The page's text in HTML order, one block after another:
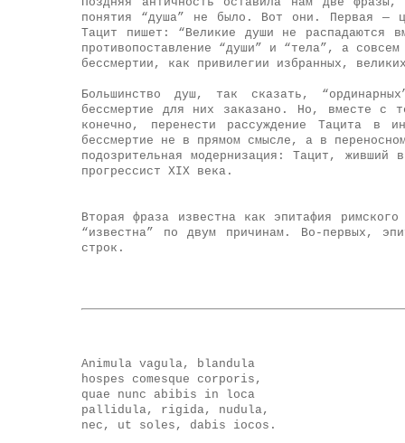
понятия “душа” не было. Вот они. Первая —
Тацит пишет: “Великие души не распадаются
противопоставление “души” и “тела”, а
бессмертии, как привилегии избранных,
Большинство душ, так сказать,
бессмертие для них заказано. Но, вместе с
конечно, перенести рассуждение Тацита в
бессмертие не в прямом смысле, а в
подозрительная модернизация: Тацит,
прогрессист XIX века.
Вторая фраза известна как эпитафия
“известна” по двум причинам. Во-первых,
строк.
Animula vagula, blandula
hospes comesque corporis,
quae nunc abibis in loca
pallidula, rigida, nudula,
nec, ut soles, dabis iocos.